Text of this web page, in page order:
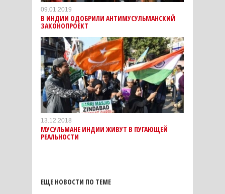
09.01.2019
В ИНДИИ ОДОБРИЛИ АНТИМУСУЛЬМАНСКИЙ
ЗАКОНОПРОЕКТ
13.12.2018
МУСУЛЬМАНЕ ИНДИИ ЖИВУТ В ПУГАЮЩЕЙ
РЕАЛЬНОСТИ
ЕЩЕ НОВОСТИ ПО ТЕМЕ